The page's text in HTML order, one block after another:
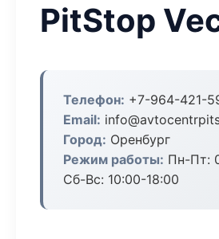
PitStop
Телефон: +7-964-421-
Email:
Город: Оренбург
Режим работы: Пн-Пт:
Сб-Вс: 10:00-18:00